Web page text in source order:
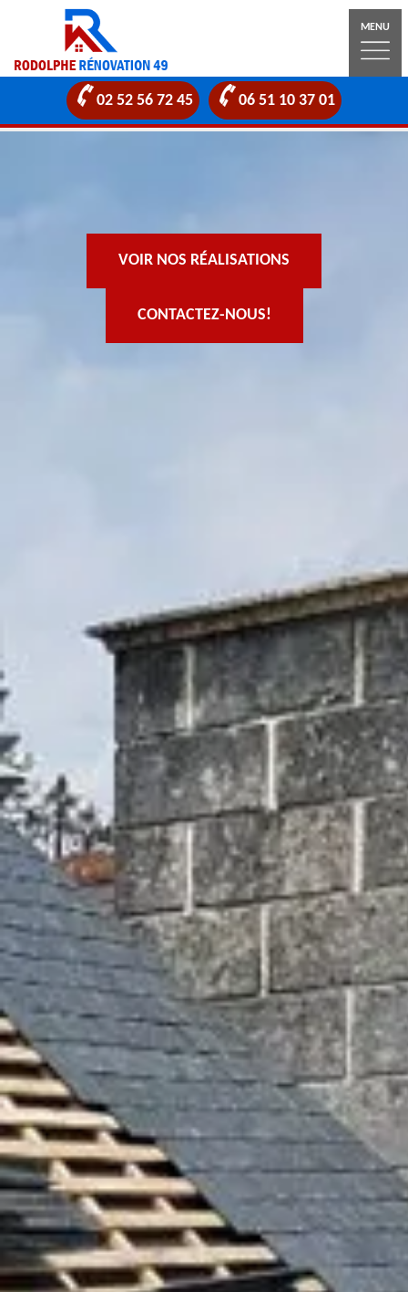
MENU
02 52 56 72 45 06 51 10 37 01
VOIR NOS RÉALISATIONS
CONTACTEZ-NOUS!